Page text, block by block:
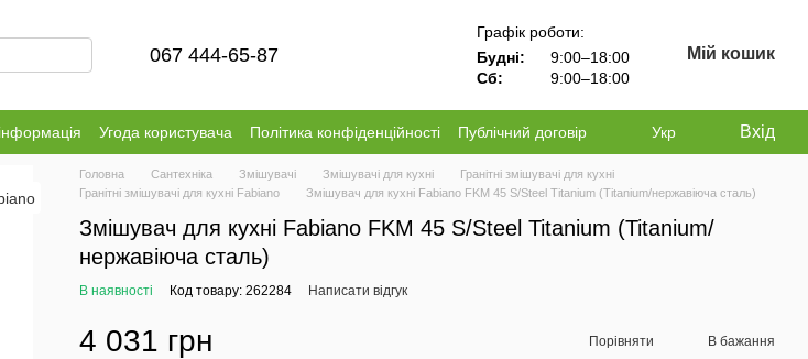
067 444-65-87
Графік роботи:
Будні:
9:00–18:00
Сб:
9:00–18:00
Мій кошик
Угода користувача Політика конфіденційності Публічний договір Укр Вхід
Головна Сантехніка Змішувачі Змішувачі для кухні
Гранітні змішувачі для кухні
Гранітні змішувачі для кухні Fabiano
Змішувач для кухні Fabiano FKM 45 S/Steel Titanium (Titanium/нержавіюча сталь)
Змішувач для кухні Fabiano FKM 45 S/Steel Titanium (Titanium/
нержавіюча сталь)
В наявності Код товару: 262284 Написати відгук
4 031 грн Порівняти В бажання